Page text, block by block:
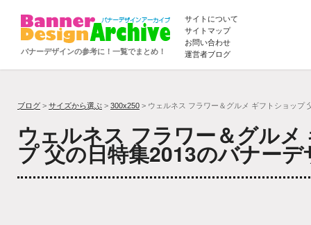
バナーデザインの参考に！一覧でまとめ！
サイトについて
サイトマップ
お問い合わせ
運営者ブログ
ブログ > サイズから選ぶ > 300x250 > ウェルネス フラワー＆グルメ ギフトショップ
ウェルネス フラワー＆グルメ
プ 父の日特集2013のバナー